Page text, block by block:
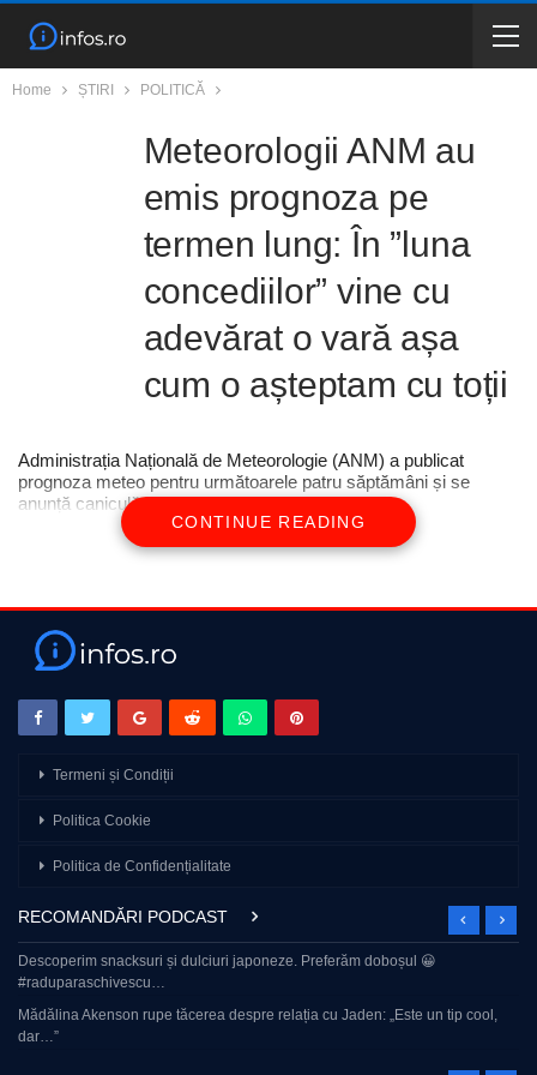
Home ȘTIRI POLITICĂ
Meteorologii ANM au
emis prognoza pe
termen lung: În ”luna
concediilor” vine cu
adevărat o vară așa
cum o așteptam cu toții
Administrația Națională de Meteorologie (ANM) a publicat
prognoza meteo pentru următoarele patru săptămâni și se
anunță caniculă, cu ploi destul de puține
CONTINUE READING
Termeni și Condiții
Politica Cookie
Politica de Confidențialitate
RECOMANDĂRI PODCAST
Descoperim snacksuri și dulciuri japoneze. Preferăm doboșul 😀
#raduparaschivescu…
Mădălina Akenson rupe tăcerea despre relația cu Jaden: „Este un tip cool,
dar…”